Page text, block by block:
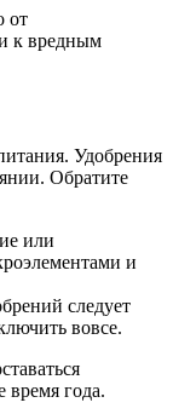
от
к вредным
Удобрения
Обратите
или
и
следует
вовсе.
время года.